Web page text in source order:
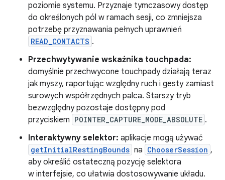
poziomie systemu. Przyznaje tymczasowy dostęp
do określonych pól w ramach sesji, co zmniejsza
potrzebę przyznawania pełnych uprawnień
READ_CONTACTS .
Przechwytywanie wskaźnika touchpada:
domyślnie przechwycone touchpady działają teraz
jak myszy, raportując względny ruch i gesty zamiast
surowych współrzędnych palca. Starszy tryb
bezwzględny pozostaje dostępny pod
przyciskiem POINTER_CAPTURE_MODE_ABSOLUTE .
Interaktywny selektor: aplikacje mogą używać
getInitialRestingBounds na ChooserSession ,
aby określić ostateczną pozycję selektora
w interfejsie, co ułatwia dostosowywanie układu.